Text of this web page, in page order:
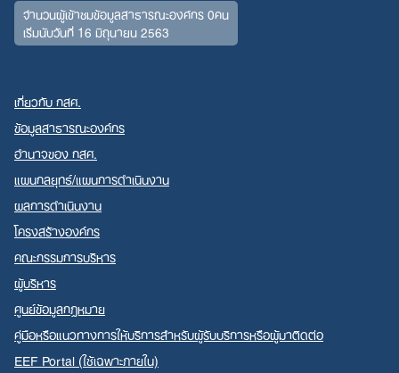
จำนวนผู้เข้าชมข้อมูลสาธารณะองค์กร 0คน
เริ่มนับวันที่ 16 มิถุนายน 2563
เกี่ยวกับ กสศ.
ข้อมูลสาธารณะองค์กร
อำนาจของ กสศ.
แผนกลยุทธ์/แผนการดำเนินงาน
ผลการดำเนินงาน
โครงสร้างองค์กร
คณะกรรมการบริหาร
ผู้บริหาร
ศูนย์ข้อมูลกฎหมาย
คู่มือหรือแนวทางการให้บริการสำหรับผู้รับบริการหรือผู้มาติดต่อ
EEF Portal (ใช้เฉพาะภายใน)